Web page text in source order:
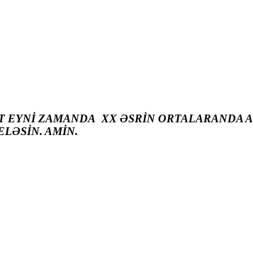
ZAMANDA XX ƏSRİN
AMİN.